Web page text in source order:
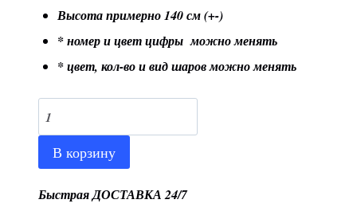
Высота примерно 140 см (+-)
* номер и цвет цифры можно менять
* цвет, кол-во и вид шаров можно менять
Количество
товара
Напольная
композиция
В корзину
Быстрая ДОСТАВКА 24/7